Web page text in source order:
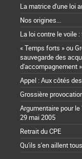
La matrice d'une loi
Nos origines...
La loi contre le voile
« Temps forts » ou
sauvegarde des
d'accompagnement
Appel : Aux côtés
Grossière
Argumentaire pour
29 mai 2005
Retrait du CPE
Qu'ils s'en aillent